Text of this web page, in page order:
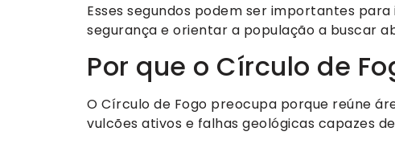
Esses segundos podem ser importantes
segurança e orientar a população a buscar
Por que o Círculo de
O Círculo de Fogo preocupa porque reúne
vulcões ativos e falhas geológicas capazes